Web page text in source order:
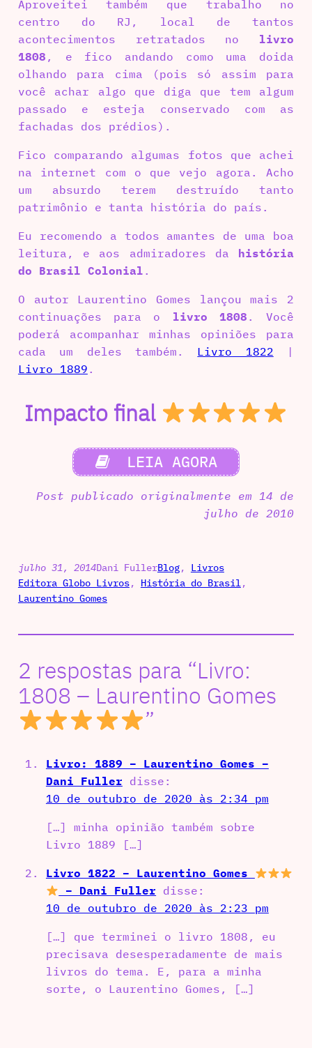
Aproveitei também que trabalho no
centro do RJ, local de tantos
acontecimentos retratados no livro
1808 , e fico andando como uma doida
olhando para cima (pois só assim para
você achar algo que diga que tem algum
passado e esteja conservado com as
fachadas dos prédios).
Fico comparando algumas fotos que achei
na internet com o que vejo agora. Acho
um absurdo terem destruído tanto
patrimônio e tanta história do país.
Eu recomendo a todos amantes de uma boa
leitura, e aos admiradores da história
do Brasil Colonial .
O autor Laurentino Gomes lançou mais 2
continuações para o livro 1808 . Você
poderá acompanhar minhas opiniões para
cada um deles também. Livro 1822 |
Livro 1889 .
Impacto final
LEIA AGORA
Post publicado originalmente em 14 de
julho de 2010
julho 31, 2014Dani FullerBlog, Livros
Editora Globo Livros, História do Brasil
Laurentino Gomes
2 respostas para “Livro:
1808 – Laurentino Gomes
”
Livro: 1889 – Laurentino Gomes –
Dani Fuller disse:
10 de outubro de 2020 às 2:34 pm
[…] minha opinião também sobre
Livro 1889 […]
Livro 1822 – Laurentino Gomes
– Dani Fuller disse:
10 de outubro de 2020 às 2:23 pm
[…] que terminei o livro 1808, eu
precisava desesperadamente de mais
livros do tema. E, para a minha
sorte, o Laurentino Gomes, […]